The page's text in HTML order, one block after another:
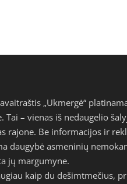
„Ukmergė“
– vienas iš nedaugelio
rajone. Be informacijos ir
daugybė asmeninių
jų margumyne.
kaip du dešimtmečius,